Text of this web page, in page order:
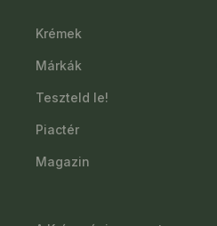
Krémek
Márkák
Teszteld le!
Piactér
Magazin